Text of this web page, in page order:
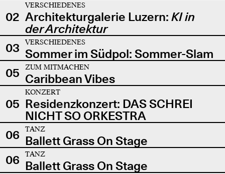
02
VERSCHIEDENES
Architekturgalerie Luzern: KI in
der Architektur
03
VERSCHIEDENES
Sommer im Südpol: Sommer-Slam
05
ZUM MITMACHEN
Caribbean Vibes
05
KONZERT
Residenzkonzert: DAS SCHREI
NICHT SO ORKESTRA
06
TANZ
Ballett Grass On Stage
06
TANZ
Ballett Grass On Stage